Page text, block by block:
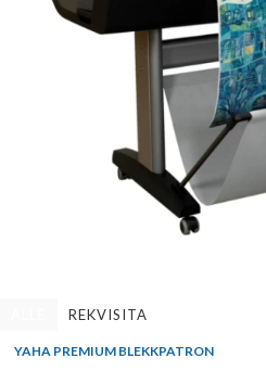
REKVISITA
YAHA PREMIUM BLEKKPATRON